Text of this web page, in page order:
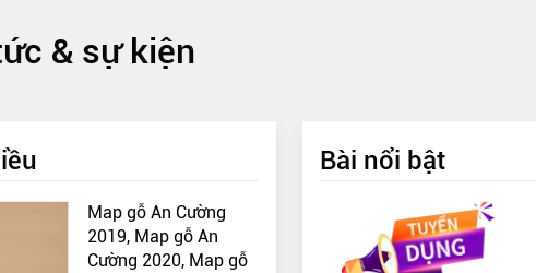
& sự kiện
Map gỗ An Cường
2019, Map gỗ An
Cường 2020, Map gỗ
Bài nổi bật